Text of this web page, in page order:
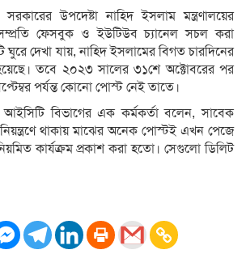
সরকারের উপদেষ্টা নাহিদ ইসলাম মন্ত্রণালয়ের
ফেসবুক ও ইউটিউব চ্যানেল সচল করা
দেখা যায়, নাহিদ ইসলামের বিগত চারদিনের
তবে ২০২৩ সালের ৩১শে অক্টোবরের পর
পর্যন্ত কোনো পোস্ট নেই তাতে।
আইসিটি বিভাগের এক কর্মকর্তা বলেন, সাবেক
নিয়ন্ত্রণে থাকায় মাঝের অনেক পোস্টই এখন পেজে
কার্যক্রম প্রকাশ করা হতো। সেগুলো ডিলিট